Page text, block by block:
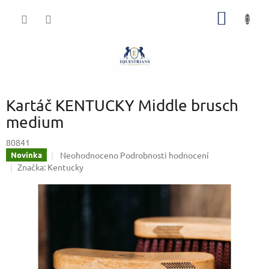
Kartáč KENTUCKY Middle brusch
medium
80841
Novinka
Průměrné
hodnocení
Neohodnoceno Podrobnosti hodnocení
Značka: Kentucky